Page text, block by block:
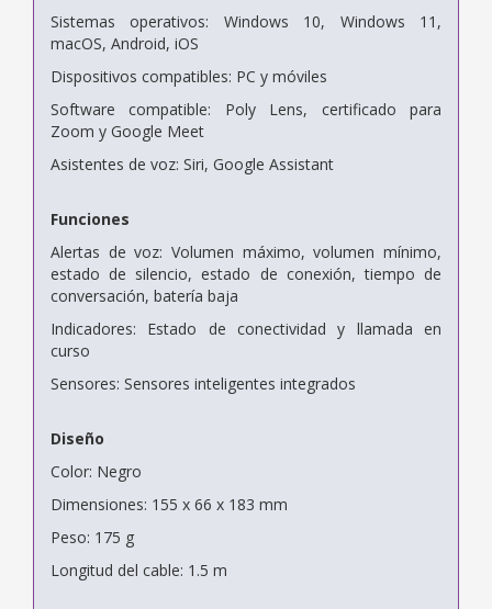
Sistemas operativos: Windows 10, Windows 11,
macOS, Android, iOS
Dispositivos compatibles: PC y móviles
Software compatible: Poly Lens, certificado para
Zoom y Google Meet
Asistentes de voz: Siri, Google Assistant
Funciones
Alertas de voz: Volumen máximo, volumen mínimo,
estado de silencio, estado de conexión, tiempo de
conversación, batería baja
Indicadores: Estado de conectividad y llamada en
curso
Sensores: Sensores inteligentes integrados
Diseño
Color: Negro
Dimensiones: 155 x 66 x 183 mm
Peso: 175 g
Longitud del cable: 1.5 m